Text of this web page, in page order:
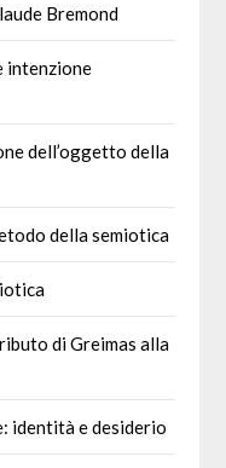
Bremond
intenzione
dell’oggetto della
della semiotica
di Greimas alla
identità e desiderio